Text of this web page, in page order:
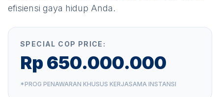
efisiensi gaya hidup Anda.
SPECIAL COP PRICE:
Rp 650.000.000
*PROG PENAWARAN KHUSUS KERJASAMA INSTANSI